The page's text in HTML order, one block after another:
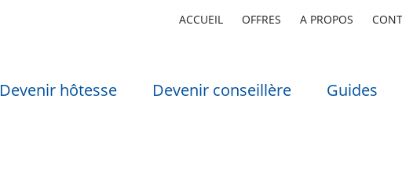
ACCUEIL OFFRES A PROPOS
Devenir hôtesse Devenir conseillère Guides